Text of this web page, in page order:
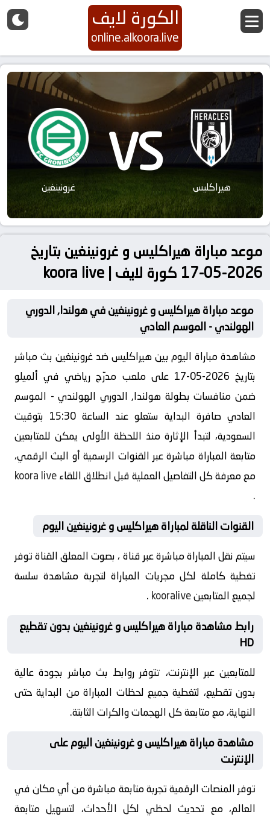
الكورة لايف
online.alkoora.live
هيراكليس VS غرونينغين
موعد مباراة هيراكليس و غرونينغين بتاريخ
2026-05-17 كورة لايف | koora live
موعد مباراة هيراكليس و غرونينغين في هولندا, الدوري
الهولندي - الموسم العادي
مشاهدة مباراة اليوم بين هيراكليس ضد غرونينغين بث مباشر
بتاريخ 2026-05-17 على ملعب مدرّج رياضي في ألميلو
ضمن منافسات بطولة هولندا, الدوري الهولندي - الموسم
العادي صافرة البداية ستعلو عند الساعة 15:30 بتوقيت
السعودية، لتبدأ الإثارة منذ اللحظة الأولى يمكن للمتابعين
متابعة المباراة مباشرة عبر القنوات الرسمية أو البث الرقمي،
مع معرفة كل التفاصيل العملية قبل انطلاق اللقاءkoora live
.
القنوات الناقلة لمباراة هيراكليس و غرونينغين اليوم
سيتم نقل المباراة مباشرة عبر قناة ، بصوت المعلق القناة توفر
تغطية كاملة لكل مجريات المباراة لتجربة مشاهدة سلسة
لجميع المتابعينkooralive
.
رابط مشاهدة مباراة هيراكليس و غرونينغين بدون تقطيع
HD
للمتابعين عبر الإنترنت، تتوفر روابط بث مباشر بجودة عالية
بدون تقطيع، لتغطية جميع لحظات المباراة من البداية حتى
النهاية، مع متابعة كل الهجمات والكرات الثابتة.
مشاهدة مباراة هيراكليس و غرونينغين اليوم على
الإنترنت
توفر المنصات الرقمية تجربة متابعة مباشرة من أي مكان في
العالم، مع تحديث لحظي لكل الأحداث، لتسهيل متابعة